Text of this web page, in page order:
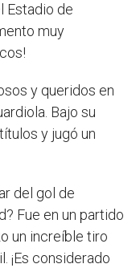
Estadio de
muy
y queridos en
Bajo su
y jugó un
del gol de
Fue en un partido
un increíble tiro
¡Es considerado